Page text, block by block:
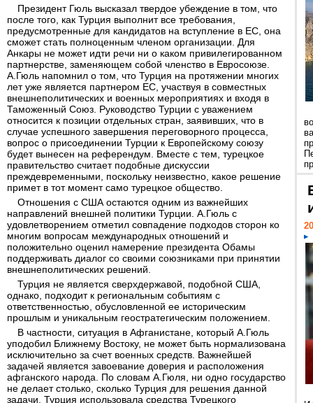
Президент Гюль высказал твердое убеждение в том, что
после того, как Турция выполнит все требования,
предусмотренные для кандидатов на вступление в ЕС, она
сможет стать полноценным членом организации. Для
Анкары не может идти речи ни о каком привилегированном
партнерстве, заменяющем собой членство в Евросоюзе.
А.Гюль напомнил о том, что Турция на протяжении многих
лет уже является партнером ЕС, участвуя в совместных
внешнеполитических и военных мероприятиях и входя в
Таможенный Союз. Руководство Турции с уважением
относится к позиции отдельных стран, заявивших, что в
случае успешного завершения переговорного процесса,
вопрос о присоединении Турции к Европейскому cоюзу
будет вынесен на референдум. Вместе с тем, турецкое
правительство считает подобные дискуссии
преждевременными, поскольку неизвестно, какое решение
примет в тот момент само турецкое общество.
Отношения с США остаются одним из важнейших
направлений внешней политики Турции. А.Гюль с
удовлетворением отметил совпадение подходов сторон ко
многим вопросам международных отношений и
положительно оценил намерение президента Обамы
поддерживать диалог со своими союзниками при принятии
внешнеполитических решений.
Турция не является сверхдержавой, подобной США,
однако, подходит к региональным событиям с
ответственностью, обусловленной ее историческим
прошлым и уникальным геостратегическим положением.
В частности, ситуация в Афганистане, который А.Гюль
уподобил Ближнему Востоку, не может быть нормализована
исключительно за счет военных средств. Важнейшей
задачей является завоевание доверия и расположения
афганского народа. По словам А.Гюля, ни одно государство
не делает столько, сколько Турция для решения данной
задачи. Турция использовала средства Турецкого